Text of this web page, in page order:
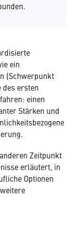
ein
(Schwerpunkt
ersten
einen
Stärken und
Zeitpunkt
erläutert, in
Optionen